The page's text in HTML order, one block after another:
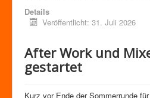
Details
Veröffentlicht: 31. Juli 2026
After Work und
gestartet
Kurz vor Ende der Sommerrunde